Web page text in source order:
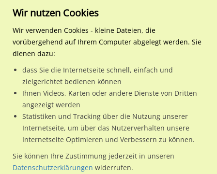
Regionale Plakatwerbung Bayern
Oberau
An der B23, Ortseingang
82496 / Oberau
Nutze günstige Werbemöglichkeiten am Standort An der
B23, Ortseingang in Ri. München oder Garmisch P. in
Oberau.
Wir erheben für jede unserer Werbeflächen individuelle und
Wir nutzen Cookies
Wir verwenden Cookies - kleine Dateien, die
vorübergehend auf Ihrem Computer abgelegt werden. Sie
dienen dazu:
dass Sie die Internetseite schnell, einfach und
zielgerichtet bedienen können
Ihnen Videos, Karten oder andere Dienste von Dritten
angezeigt werden
Statistiken und Tracking über die Nutzung unserer
Internetseite, um über das Nutzerverhalten unsere
Internetseite Optimieren und Verbessern zu können.
Sie können Ihre Zustimmung jederzeit in unseren
Datenschutzerklärungen widerrufen.